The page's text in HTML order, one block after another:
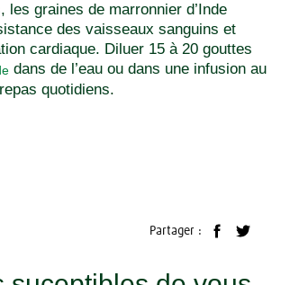
les graines de marronnier d’Inde
des vaisseaux sanguins et
cardiaque. Diluer 15 à 20 gouttes
dans de l’eau ou dans une infusion au
quotidiens.
Partager :